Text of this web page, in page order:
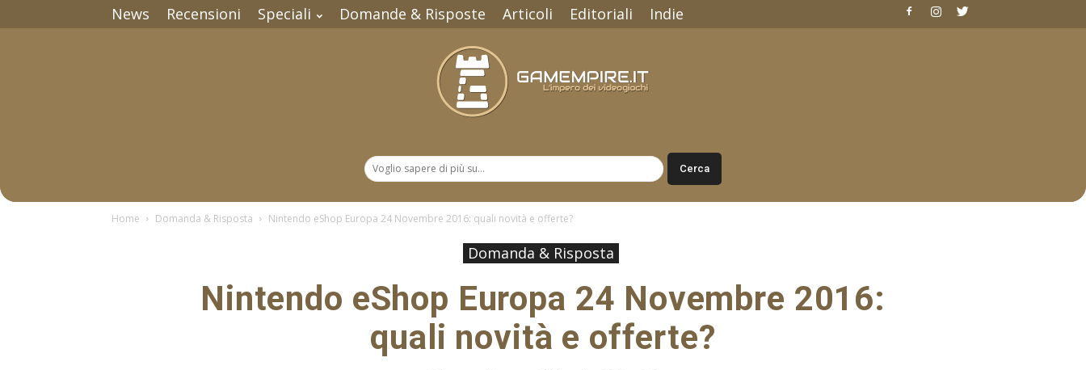
News Recensioni Speciali Domande & Risposte Articoli Editoriali Indie
Home Domanda & Risposta Nintendo eShop Europa 24 Novembre 2016: quali novità e offerte?
Domanda & Risposta
Nintendo eShop Europa 24 Novembre 2016:
quali novità e offerte?